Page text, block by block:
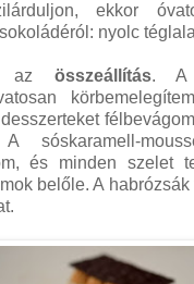
ekkor
nyolc
az összeállítás. A
sóskaramell-
és minden szelet
belőle. A